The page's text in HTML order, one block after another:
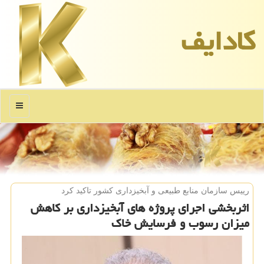
كادایف
منو
رییس سازمان منابع طبیعی و آبخیزداری كشور تاكید كرد
اثربخشی اجرای پروژه های آبخیزداری بر کاهش
میزان رسوب و فرسایش خاک